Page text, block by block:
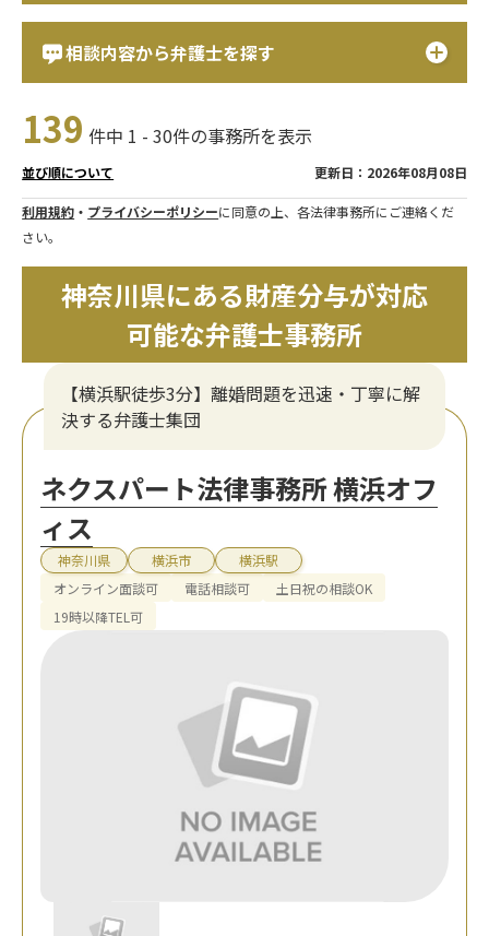
相談内容から弁護士を探す
139 件中 1 - 30件の事務所を表示
並び順について 更新日：2026年08月08日
利用規約 ・ プライバシーポリシーに同意の上、各法律事務所にご連絡くだ
さい。
神奈川県にある財産分与が対応
可能な弁護士事務所
【横浜駅徒歩3分】離婚問題を迅速・丁寧に解
決する弁護士集団
ネクスパート法律事務所 横浜オフ
ィス
神奈川県 横浜市
横浜駅
オンライン面談可
電話相談可
土日祝の相談OK
19時以降TEL可